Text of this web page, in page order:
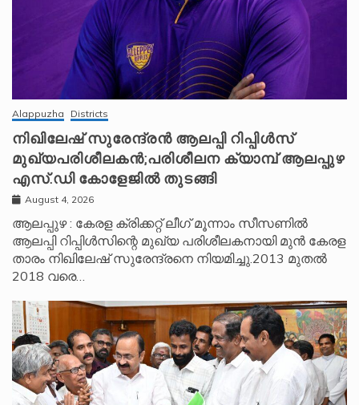
Alappuzha Districts
നിഖിലേഷ് സുരേന്ദ്രൻ ആലപ്പി റിപ്പിൾസ്
മുഖ്യപരിശീലകൻ;പരിശീലന ക്യാമ്പ് ആലപ്പുഴ
എസ്.ഡി കോളേജിൽ തുടങ്ങി
August 4, 2026
ആലപ്പുഴ : കേരള ക്രിക്കറ്റ് ലീ​ഗ് മൂന്നാം സീസണിൽ
ആലപ്പി റിപ്പിൾസിന്റെ മുഖ്യ പരിശീലകനായി മുൻ കേരള
താരം നിഖിലേഷ് സുരേന്ദ്രനെ നിയമിച്ചു.2013 മുതൽ
2018 വരെ…